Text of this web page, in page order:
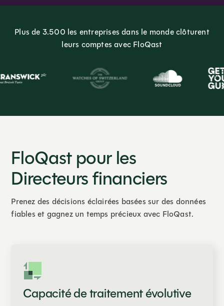
Plus de 3.500 les entreprises dans le monde clôturent
leurs comptes avec FloQast
FloQast pour les
Directeurs financiers
Prenez des décisions éclairées basées sur des données
fiables et gagnez un temps précieux avec FloQast.
Capacité de traitement évolutive